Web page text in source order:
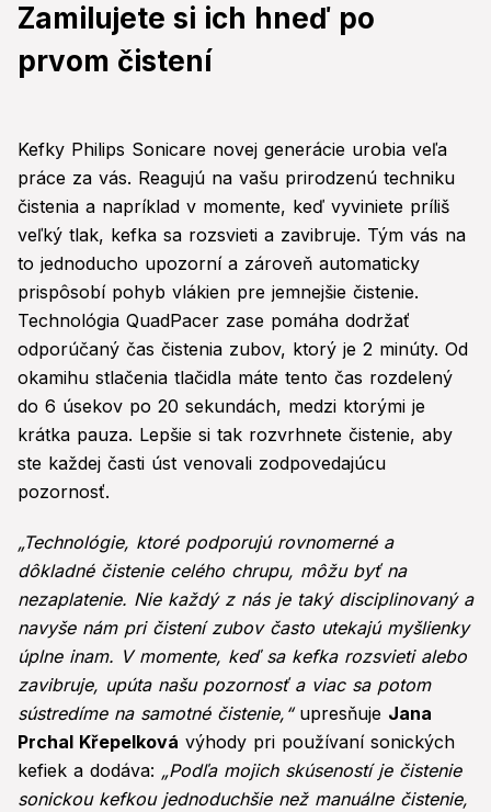
Zamilujete si ich hneď po
prvom čistení
Kefky Philips Sonicare novej generácie urobia veľa
práce za vás. Reagujú na vašu prirodzenú techniku
čistenia a napríklad v momente, keď vyviniete príliš
veľký tlak, kefka sa rozsvieti a zavibruje. Tým vás na
to jednoducho upozorní a zároveň automaticky
prispôsobí pohyb vlákien pre jemnejšie čistenie.
Technológia QuadPacer zase pomáha dodržať
odporúčaný čas čistenia zubov, ktorý je 2 minúty. Od
okamihu stlačenia tlačidla máte tento čas rozdelený
do 6 úsekov po 20 sekundách, medzi ktorými je
krátka pauza. Lepšie si tak rozvrhnete čistenie, aby
ste každej časti úst venovali zodpovedajúcu
pozornosť.
„Technológie, ktoré podporujú rovnomerné a
dôkladné čistenie celého chrupu, môžu byť na
nezaplatenie. Nie každý z nás je taký disciplinovaný a
navyše nám pri čistení zubov často utekajú myšlienky
úplne inam. V momente, keď sa kefka rozsvieti alebo
zavibruje, upúta našu pozornosť a viac sa potom
sústredíme na samotné čistenie,“ upresňuje Jana
Prchal Křepelková výhody pri používaní sonických
kefiek a dodáva: „Podľa mojich skúseností je čistenie
sonickou kefkou jednoduchšie než manuálne čistenie,